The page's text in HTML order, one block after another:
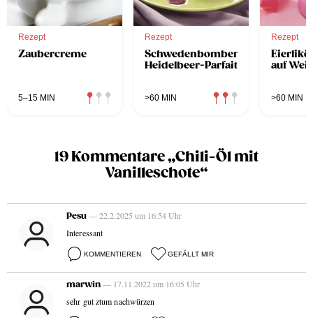
Rezept
Zaubercreme
5–15 MIN
Rezept
Schwedenbomben-
Heidelbeer-Parfait
>60 MIN
Rezept
auf
>60 MIN
19 Kommentare „Chili-Öl mit
Vanilleschote“
Pesu— 22.2.2025 um 16:54 Uhr
Interessant
KOMMENTIEREN GEFÄLLT MIR
marwin— 17.11.2022 um 16:05 Uhr
sehr gut ztum nachwürzen